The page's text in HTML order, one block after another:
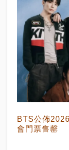
BTS公佈
會門票售罄